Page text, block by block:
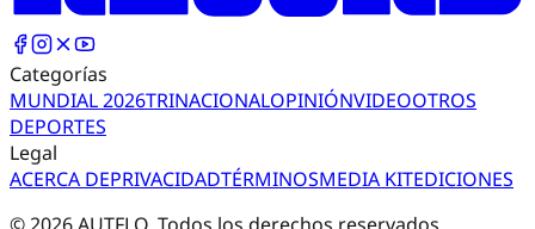
Categorías
MUNDIAL 2026TRINACIONALOPINIÓNVIDEOOTROS
DEPORTES
Legal
ACERCA DEPRIVACIDADTÉRMINOSMEDIA KITEDICIONES